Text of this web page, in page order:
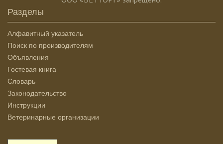
Разделы
Алфавитный указатель
Поиск по производителям
Объявления
Гостевая книга
Словарь
Законодательство
Инструкции
Ветеринарные организации